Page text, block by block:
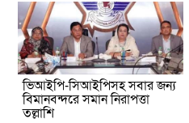
ভিআইপি-সিআইপিসহ সবার জন্য
বিমানবন্দরে সমান নিরাপত্তা
তল্লাশি